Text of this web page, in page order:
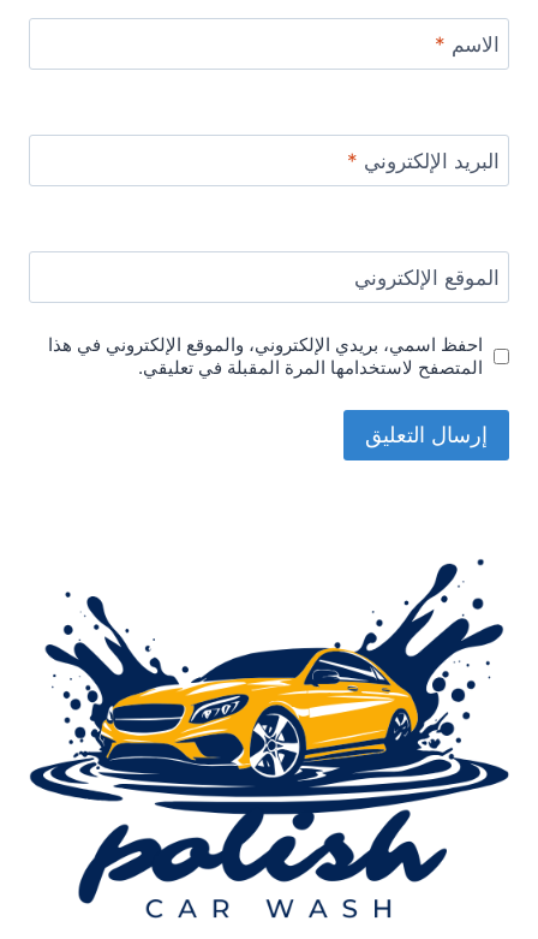
الاسم *
البريد الإلكتروني *
الموقع الإلكتروني
احفظ اسمي، بريدي الإلكتروني، والموقع الإلكتروني في هذا
المتصفح لاستخدامها المرة المقبلة في تعليقي.